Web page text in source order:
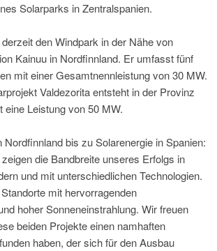
Solarparks in Zentralspanien.
den Windpark in der Nähe von
Kainuu in Nordfinnland. Er umfasst fünf
mit einer Gesamtnennleistung von 30 MW.
Valdezorita entsteht in der Provinz
eine Leistung von 50 MW.
Nordfinnland bis zu Solarenergie in Spanien:
die Bandbreite unseres Erfolgs in
und mit unterschiedlichen Technologien.
mit hervorragenden
hoher Sonneneinstrahlung. Wir freuen
beiden Projekte einen namhaften
haben, der sich für den Ausbau